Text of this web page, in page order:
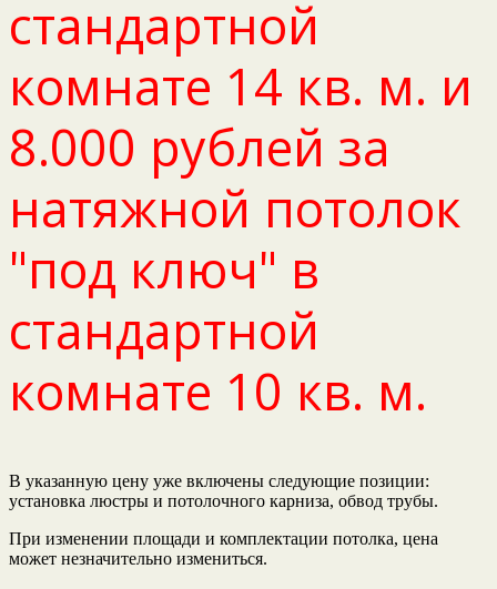
стандартной
комнате 14 кв. м. и
8.000 рублей за
натяжной потолок
"под ключ" в
стандартной
комнате 10 кв. м.
В указанную цену уже включены следующие позиции:
установка люстры и потолочного карниза, обвод трубы.
При изменении площади и комплектации потолка, цена
может незначительно измениться.